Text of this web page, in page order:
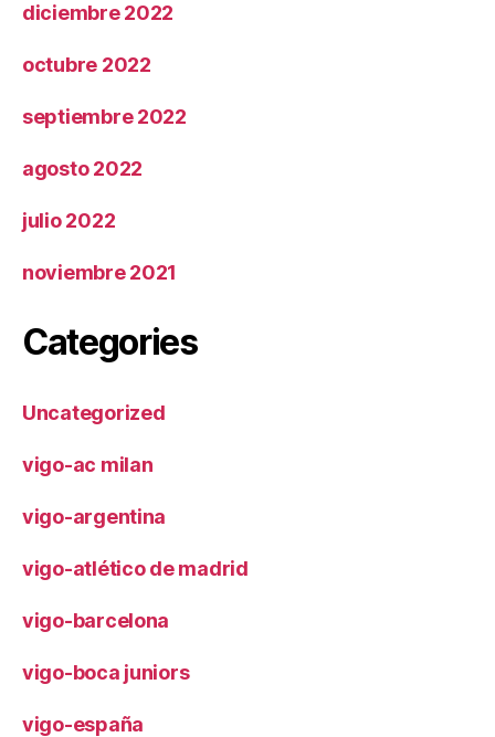
diciembre 2022
octubre 2022
septiembre 2022
agosto 2022
julio 2022
noviembre 2021
Categories
Uncategorized
vigo-ac milan
vigo-argentina
vigo-atlético de madrid
vigo-barcelona
vigo-boca juniors
vigo-españa